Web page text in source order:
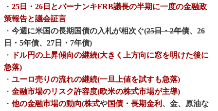
・ 25日・26日とバーナンキFRB議長の半期に一度の金融政
策報告と議会証言
・ 今週に米国の長期国債の入札が相次ぐ(25日・2年債、26
日・5年債、27日・7年債)
・
ドル円の上昇傾向の継続(大きく上方向に窓を明けた後に
急落)
・ ユーロ売りの流れの継続(一旦上値を試すも急落)
・ 金融市場のリスク許容度(欧米の株式市場が主導)
・ 他の金融市場の動向(株式や国債・ 長期金利 、金、原油な